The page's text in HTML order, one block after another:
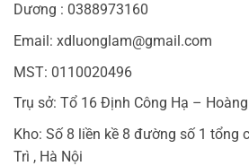
Dương : 0388973160
Email: xdluonglam@gmail.com
MST: 0110020496
Trụ sở: Tổ 16 Định Công Hạ –
Kho: Số 8 liền kề 8 đường số 1 tổng
Trì , Hà Nội